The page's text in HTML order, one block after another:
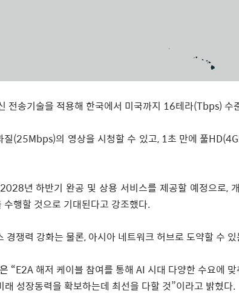
전송기술을 적용해 한국에서 미국까지 16테라(Tbps) 수
질(25Mbps)의 영상을 시청할 수 있고, 1초 만에 풀
2028년 하반기 완공 및 상용 서비스를 제공할 예정으로,
행할 것으로 기대된다고 강조했다.
경쟁력 강화는 물론, 아시아 네트워크 허브로 도약할 수
“E2A해저 케이블 참여를 통해 AI 시대 다양한 수요에
래 성장동력을 확보하는데 최선을 다할 것”이라고 밝혔다.